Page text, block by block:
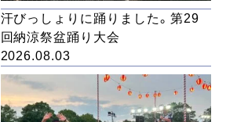
汗びっしょりに踊りました。第29
回納涼祭盆踊り大会
2026.08.03